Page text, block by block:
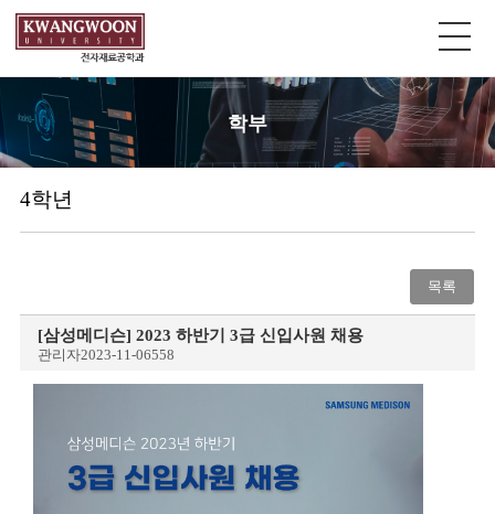
학부
4학년
목록
[삼성메디슨] 2023 하반기 3급 신입사원 채용
관리자2023-11-06558